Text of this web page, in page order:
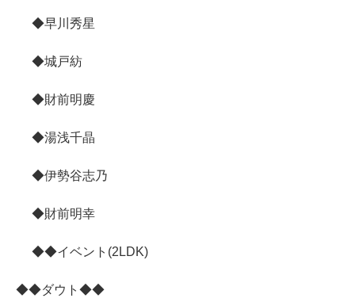
◆早川秀星
◆城戸紡
◆財前明慶
◆湯浅千晶
◆伊勢谷志乃
◆財前明幸
◆◆イベント(2LDK)
◆◆ダウト◆◆